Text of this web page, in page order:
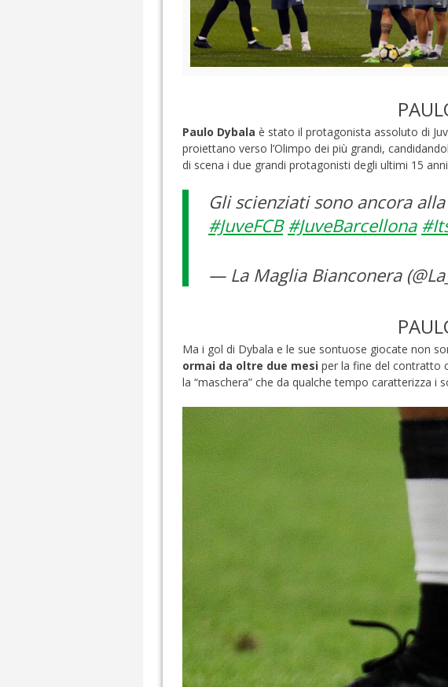
Paulo Dybala è stato il protagonista assoluto di
proiettano verso l’Olimpo dei più grandi,
di scena i due grandi protagonisti degli ultimi 15
Gli scienziati sono ancora
#JuveFCB #JuveBarcellona
— La Maglia Bianconera
Ma i gol di Dybala e le sue sontuose giocate non
ormai da oltre due mesi per la fine del contratto
la “maschera” che da qualche tempo caratterizza i